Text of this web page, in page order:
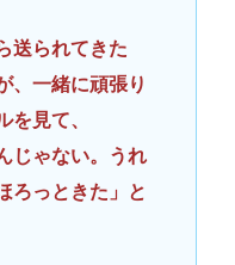
送られてきた
、一緒に頑張り
を見て、
じゃない。うれ
ろっときた」と